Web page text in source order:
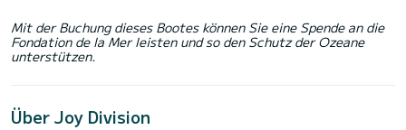
Mit der Buchung dieses Bootes können Sie eine Spende an die
Fondation de la Mer leisten und so den Schutz der Ozeane
unterstützen.
Über Joy Division